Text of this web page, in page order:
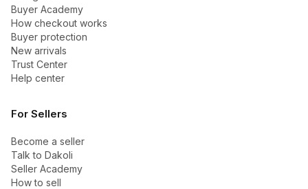
Buyer Academy
How checkout works
Buyer protection
New arrivals
Trust Center
Help center
For Sellers
Become a seller
Talk to Dakoli
Seller Academy
How to sell